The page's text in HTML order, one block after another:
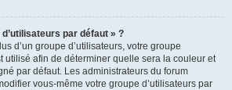
d’utilisateurs par défaut » ?
d’un groupe d’utilisateurs, votre groupe
utilisé afin de déterminer quelle sera la couleur et
par défaut. Les administrateurs du forum
vous-même votre groupe d’utilisateurs par